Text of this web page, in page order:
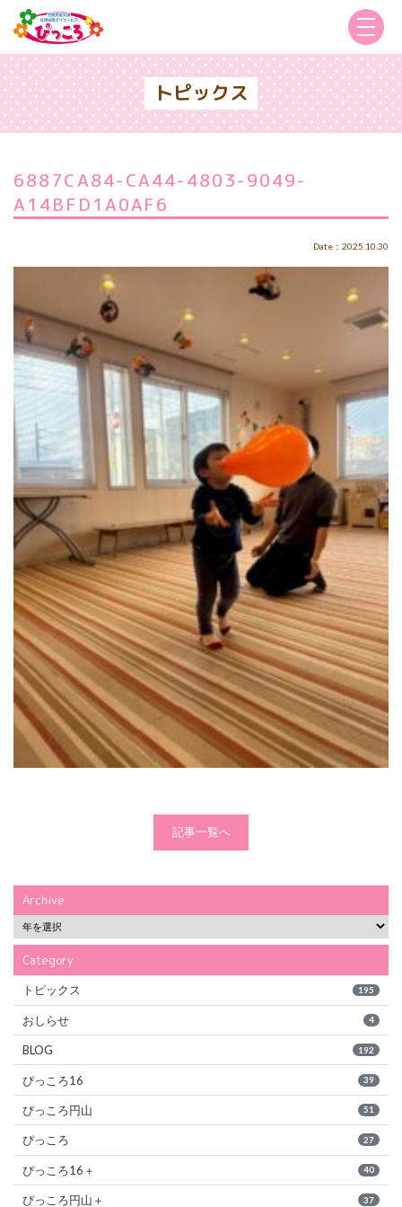
トピックス
6887CA84-CA44-4803-9049-
A14BFD1A0AF6
Date：2025.10.30
記事一覧へ
Archive
Category
トピックス 195
おしらせ 4
BLOG 192
ぴっころ16 39
ぴっころ円山 51
ぴっころ 27
ぴっころ16＋ 40
ぴっころ円山＋ 37